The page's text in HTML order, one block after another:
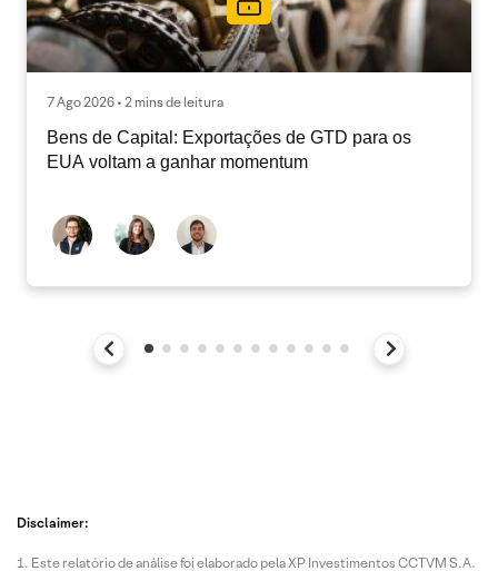
7 Ago 2026 • 2 mins de leitura
Bens de Capital: Exportações de GTD para os
EUA voltam a ganhar momentum
Disclaimer:
Este relatório de análise foi elaborado pela XP Investimentos CCTVM S.A.